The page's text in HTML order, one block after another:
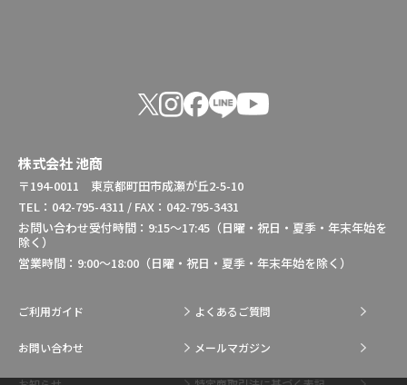
株式会社 池商
〒194-0011 東京都町田市成瀬が丘2-5-10
TEL：042-795-4311 / FAX：042-795-3431
お問い合わせ受付時間：9:15～17:45（日曜・祝日・夏季・年末年始を
除く）
営業時間：9:00～18:00（日曜・祝日・夏季・年末年始を除く）
ご利用ガイド よくあるご質問
お問い合わせ メールマガジン